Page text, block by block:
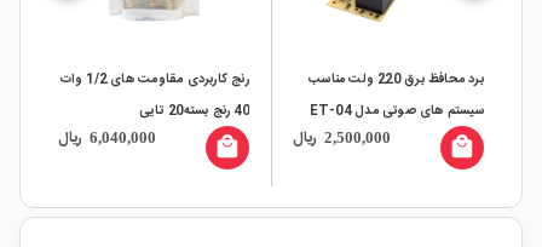
برد محافظ برق 220 ولت مناسب
سیستم های صوتی مدل ET-04
2,500,000 ریال local_mall
رنج کاربردی مقاومت های 1/2 وات
40 رنج بسته20 تایی
6,040,000 ریال local_mall